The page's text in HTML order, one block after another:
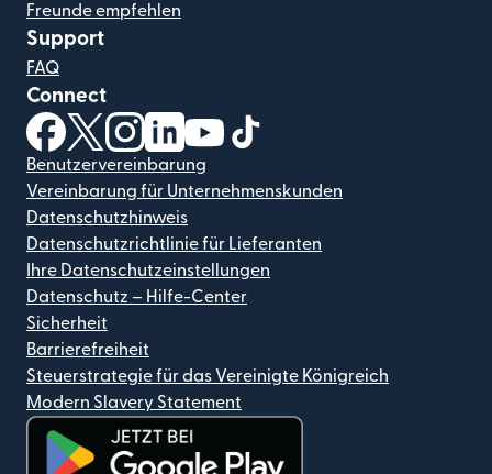
Freunde empfehlen
Support
FAQ
Connect
(wird in einem neuen Fenster geöffnet)
(wird in einem neuen Fenster geöffnet)
(wird in einem neuen Fenster geöffnet)
(wird in einem neuen Fenster geöffnet)
(wird in einem neuen Fenster
Benutzervereinbarung
Vereinbarung für Unternehmenskunden
Datenschutzhinweis
Datenschutzrichtlinie für Lieferanten
Ihre Datenschutzeinstellungen
Datenschutz – Hilfe-Center
Sicherheit
Barrierefreiheit
Steuerstrategie für das Vereinigte Königreich
Modern Slavery Statement